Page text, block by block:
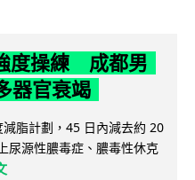
度操練 成都男
器官衰竭
脂計劃，45 日內減去約 20
尿源性膿毒症、膿毒性休克